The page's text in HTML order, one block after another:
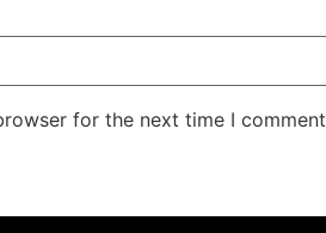
for the next time I